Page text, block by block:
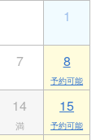
1
7 8
14 15